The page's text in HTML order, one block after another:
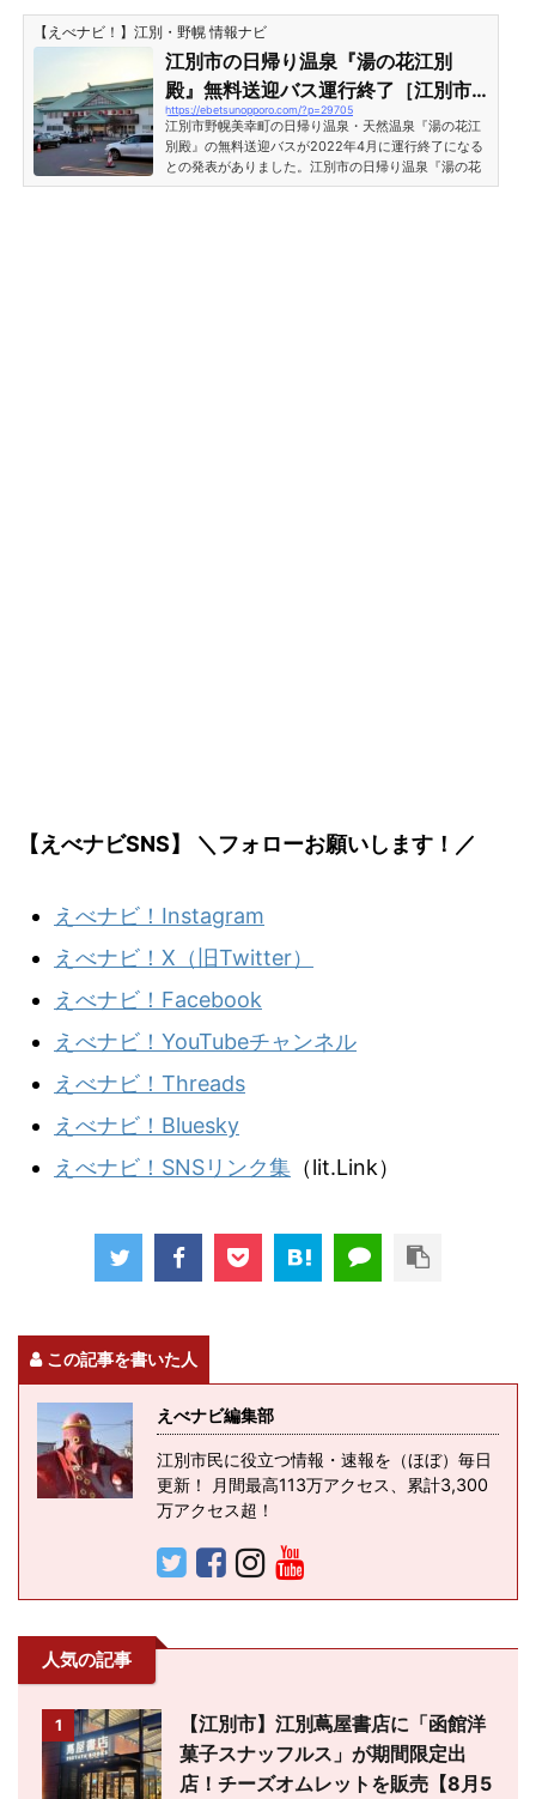
【えべナビ！】江別・野幌 情報ナビ
江別市の日帰り温泉『湯の花江別
殿』無料送迎バス運行終了［江別市
野幌美幸町］
https://ebetsunopporo.com/?p=29705
江別市野幌美幸町の日帰り温泉・天然温泉『湯の花江
別殿』の無料送迎バスが2022年4月に運行終了になる
との発表がありました。江別市の日帰り温泉『湯の花
江別殿』無料送迎バス運行終了［江別市野幌美幸町］
【えべナビSNS】 ＼フォローお願いします！／
えべナビ！Instagram
えべナビ！X（旧Twitter）
えべナビ！Facebook
えべナビ！YouTubeチャンネル
えべナビ！Threads
えべナビ！Bluesky
えべナビ！SNSリンク集 （lit.Link）
この記事を書いた人
えべナビ編集部
江別市民に役立つ情報・速報を（ほぼ）毎日
更新！ 月間最高113万アクセス、累計3,300
万アクセス超！
人気の記事
1
【江別市】江別蔦屋書店に「函館洋
菓子スナッフルス」が期間限定出
店！チーズオムレットを販売【8月5